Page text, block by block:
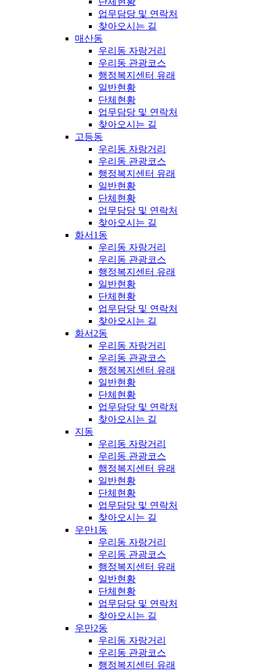
업무담당 및 연락처
찾아오시는 길
매산동
우리동 자랑거리
우리동 관광코스
행정복지센터 유래
일반현황
단체현황
업무담당 및 연락처
찾아오시는 길
고등동
우리동 자랑거리
우리동 관광코스
행정복지센터 유래
일반현황
단체현황
업무담당 및 연락처
찾아오시는 길
화서1동
우리동 자랑거리
우리동 관광코스
행정복지센터 유래
일반현황
단체현황
업무담당 및 연락처
찾아오시는 길
화서2동
우리동 자랑거리
우리동 관광코스
행정복지센터 유래
일반현황
단체현황
업무담당 및 연락처
찾아오시는 길
지동
우리동 자랑거리
우리동 관광코스
행정복지센터 유래
일반현황
단체현황
업무담당 및 연락처
찾아오시는 길
우만1동
우리동 자랑거리
우리동 관광코스
행정복지센터 유래
일반현황
단체현황
업무담당 및 연락처
찾아오시는 길
우만2동
우리동 자랑거리
우리동 관광코스
행정복지센터 유래